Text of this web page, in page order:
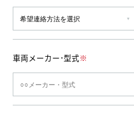
車両メーカー･型式※